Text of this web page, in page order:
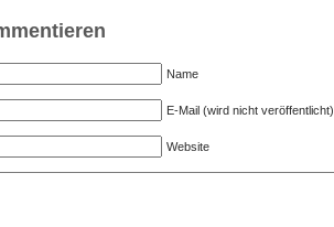
Name
E-Mail (wird nicht veröffentlicht)
Website